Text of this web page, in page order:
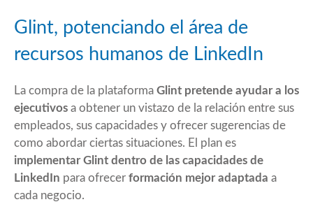
Glint, potenciando el área de
recursos humanos de LinkedIn
La compra de la plataforma Glint pretende ayudar a los
ejecutivos a obtener un vistazo de la relación entre sus
empleados, sus capacidades y ofrecer sugerencias de
como abordar ciertas situaciones. El plan es
implementar Glint dentro de las capacidades de
LinkedIn para ofrecer formación mejor adaptada a
cada negocio.